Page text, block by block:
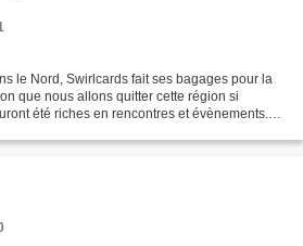
le Nord, Swirlcards fait ses bagages pour la
que nous allons quitter cette région si
été riches en rencontres et évènements.